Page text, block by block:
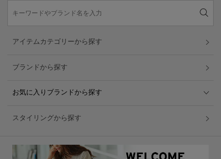
アイテムカテゴリーから探す
ブランドから探す
お気に入りブランドから探す
スタイリングから探す